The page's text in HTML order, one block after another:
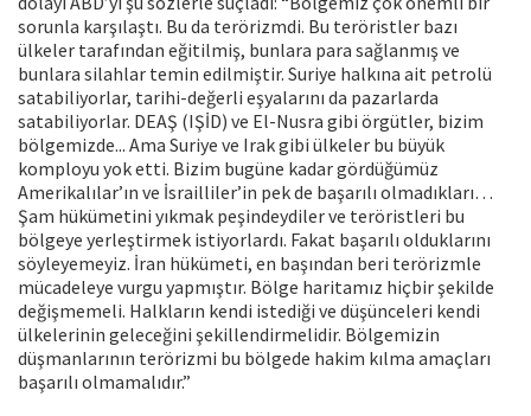
sorunla karşılaştı. Bu da terörizmdi. Bu teröristler bazı
ülkeler tarafından eğitilmiş, bunlara para sağlanmış ve
bunlara silahlar temin edilmiştir. Suriye halkına ait petrolü
satabiliyorlar, tarihi-değerli eşyalarını da pazarlarda
satabiliyorlar. DEAŞ (IŞİD) ve El-Nusra gibi örgütler, bizim
bölgemizde... Ama Suriye ve Irak gibi ülkeler bu büyük
komployu yok etti. Bizim bugüne kadar gördüğümüz
Amerikalılar’ın ve İsrailliler’in pek de başarılı olmadıkları…
Şam hükümetini yıkmak peşindeydiler ve teröristleri bu
bölgeye yerleştirmek istiyorlardı. Fakat başarılı olduklarını
söyleyemeyiz. İran hükümeti, en başından beri terörizmle
mücadeleye vurgu yapmıştır. Bölge haritamız hiçbir şekilde
değişmemeli. Halkların kendi istediği ve düşünceleri kendi
ülkelerinin geleceğini şekillendirmelidir. Bölgemizin
düşmanlarının terörizmi bu bölgede hakim kılma amaçları
başarılı olmamalıdır.”